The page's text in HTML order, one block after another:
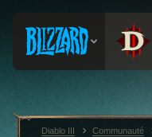
Diablo III Communauté